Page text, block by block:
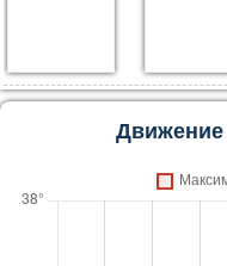
Движение